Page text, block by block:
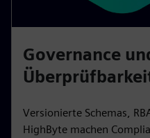
Governance
Versionierte Schemas,
HighByte machen